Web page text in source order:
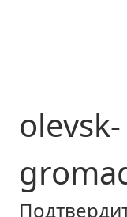
olevsk-